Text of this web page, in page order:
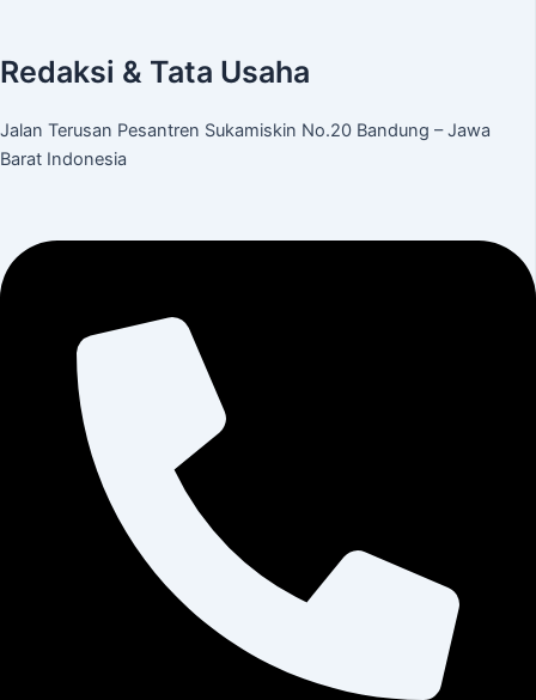
Redaksi & Tata Usaha
Jalan Terusan Pesantren Sukamiskin No.20 Bandung – Jawa
Barat Indonesia